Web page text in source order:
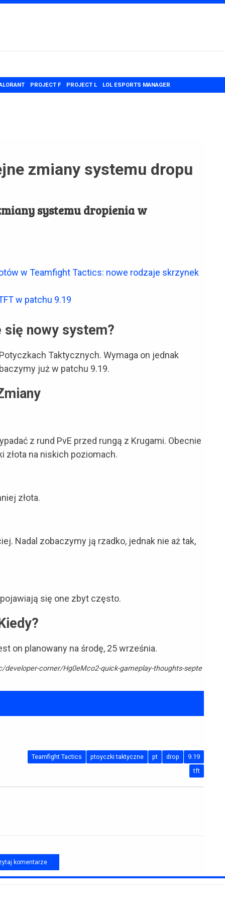
PROJECT F PROJECT L LOL ESPORTS MANAGER
zmiany systemu dropu
systemu dropienia w
w Teamfight Tactics: nowe rodzaje skrzynek
w patchu 9.19
się nowy system?
Taktycznych. Wymaga on jednak
już w patchu 9.19.
z rund PvE przed rungą z Krugami. Obecnie
na niskich poziomach.
złota.
Nadal zobaczymy ją rzadko, jednak nie aż tak,
się one zbyt często.
on planowany na środę, 25 września.
corner/Hg0eMco2-quick-gameplay-thoughts-septe
9.19
drop
pt
ptoyczki taktyczne
Teamfight Tactics
tft
komentarze